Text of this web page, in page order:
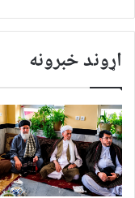
اړوند خبرونه